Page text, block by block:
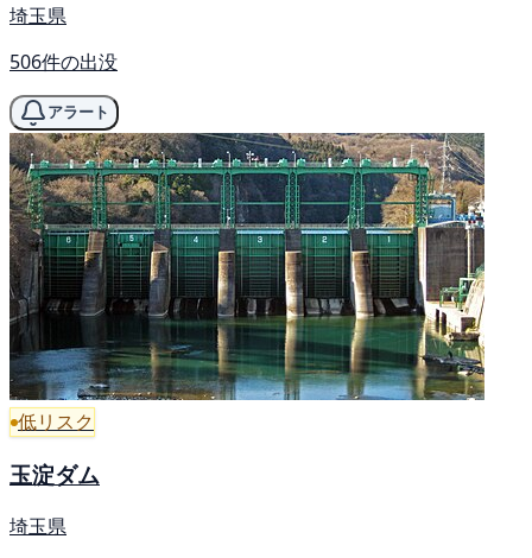
埼玉県
506件の出没
アラート
低リスク
玉淀ダム
埼玉県